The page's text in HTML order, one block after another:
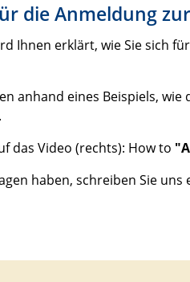
die Anmeldung
Ihnen erklärt, wie Sie sich
anhand eines Beispiels, wie
das Video (rechts): How to
haben, schreiben Sie uns